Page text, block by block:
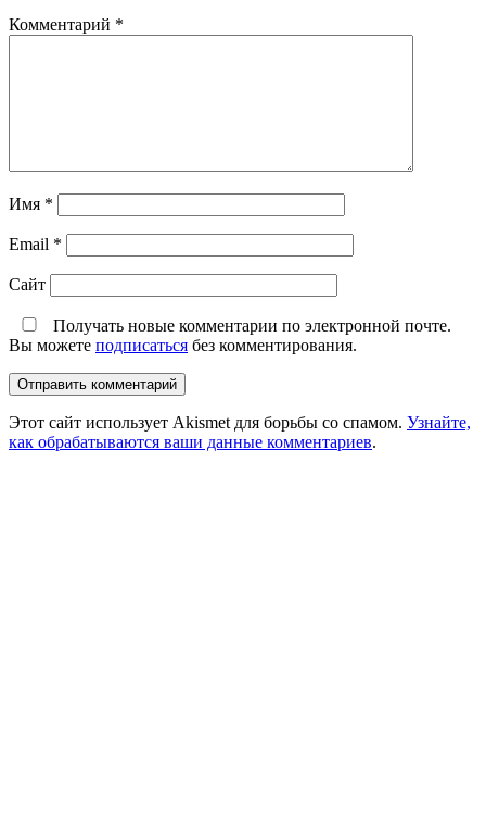
Комментарий *
Имя *
Email *
Сайт
Получать новые комментарии по электронной почте.
Вы можете подписаться без комментирования.
Этот сайт использует Akismet для борьбы со спамом. Узнайте,
как обрабатываются ваши данные комментариев.